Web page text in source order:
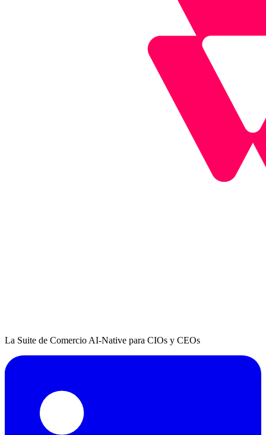
La Suite de Comercio AI-Native para CIOs y CEOs